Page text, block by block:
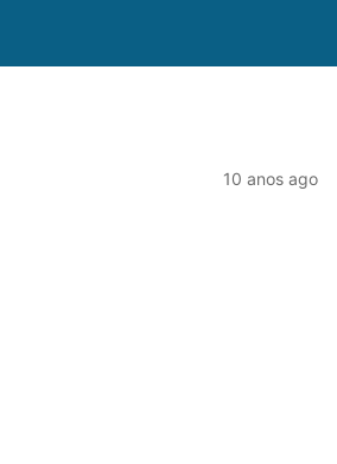
10 anos ago